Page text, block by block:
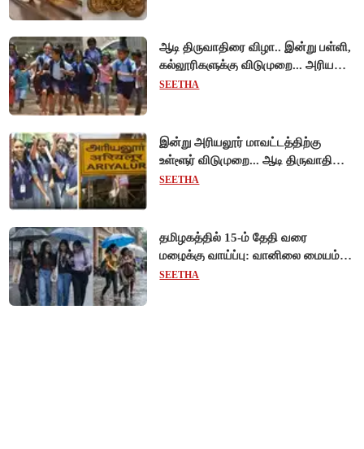
ஆடி திருவாதிரை விழா.. இன்று பள்ளி,
கல்லூரிகளுக்கு விடுமுறை... அரியலூர்
மாவட்ட ஆட்சியர் உத்தரவு!
SEETHA
இன்று அரியலூர் மாவட்டத்திற்கு
உள்ளூர் விடுமுறை... ஆடி திருவாதிரை
கொண்டாட்டம்!
SEETHA
தமிழகத்தில் 15-ம் தேதி வரை
மழைக்கு வாய்ப்பு: வானிலை மையம்
அறிவிப்பு!
SEETHA